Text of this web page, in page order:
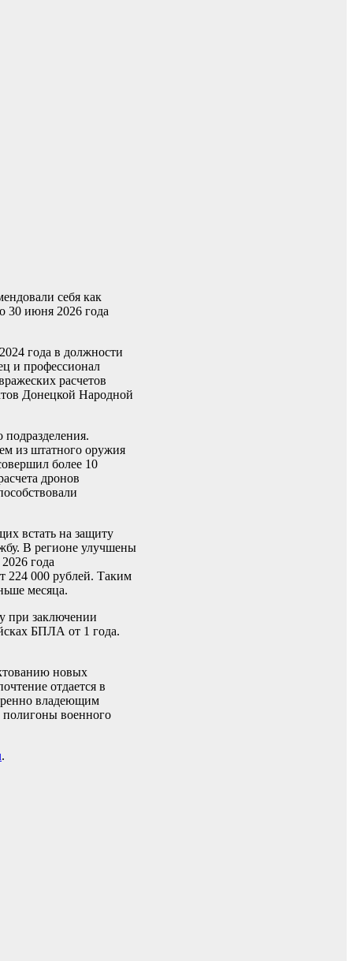
себя как
30 июня 2026 года
года в должности
и профессионал
расчетов
Донецкой Народной
из штатного оружия
более 10
дронов
встать на защиту
В регионе улучшены
года
224 000 рублей. Таким
месяца.
при заключении
БПЛА от 1 года.
новых
отдается в
владеющим
военного
.